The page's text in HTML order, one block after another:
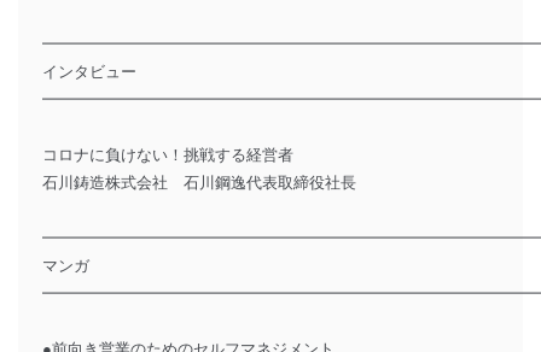
インタビュー
コロナに負けない！挑戦する経営者
石川鋳造株式会社 石川鋼逸代表取締役社長
マンガ